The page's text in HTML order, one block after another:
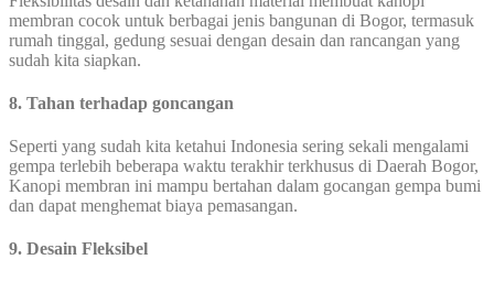
membran cocok untuk berbagai jenis bangunan di Bogor, termasuk
rumah tinggal, gedung sesuai dengan desain dan rancangan yang
sudah kita siapkan.
8. Tahan terhadap goncangan
Seperti yang sudah kita ketahui Indonesia sering sekali mengalami
gempa terlebih beberapa waktu terakhir terkhusus di Daerah Bogor,
Kanopi membran ini mampu bertahan dalam gocangan gempa bumi
dan dapat menghemat biaya pemasangan.
9. Desain Fleksibel